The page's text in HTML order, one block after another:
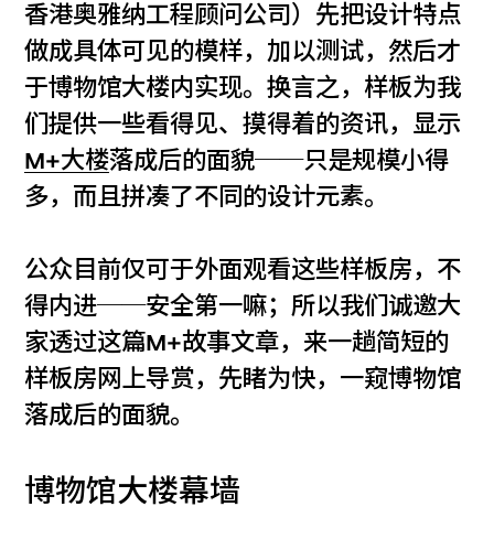
香港奥雅纳工程顾问公司）先把设计特点
做成具体可见的模样，加以测试，然后才
于博物馆大楼内实现。换言之，样板为我
们提供一些看得见、摸得着的资讯，显示
M+大楼落成后的面貌──只是规模小得
多，而且拼凑了不同的设计元素。
公众目前仅可于外面观看这些样板房，不
得内进──安全第一嘛；所以我们诚邀大
家透过这篇M+故事文章，来一趟简短的
样板房网上导赏，先睹为快，一窥博物馆
落成后的面貌。
博物馆大楼幕墙